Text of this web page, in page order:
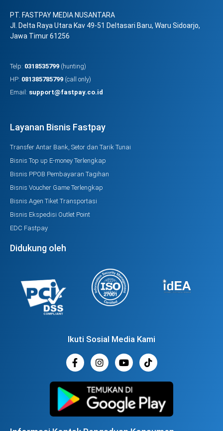
PT. FASTPAY MEDIA NUSANTARA
Jl. Delta Raya Utara Kav 49-51 Deltasari Baru, Waru Sidoarjo,
Jawa Timur 61256
Telp: 0318535799 (hunting)
HP: 081385785799 (call only)
Email: support@fastpay.co.id
Layanan Bisnis Fastpay
Transfer Antar Bank, Setor dan Tarik Tunai
Bisnis Top up E-money Terlengkap
Bisnis PPOB Pembayaran Tagihan
Bisnis Voucher Game Terlengkap
Bisnis Agen Tiket Transportasi
Bisnis Ekspedisi Outlet Point
EDC Fastpay
Didukung oleh
Ikuti Sosial Media Kami